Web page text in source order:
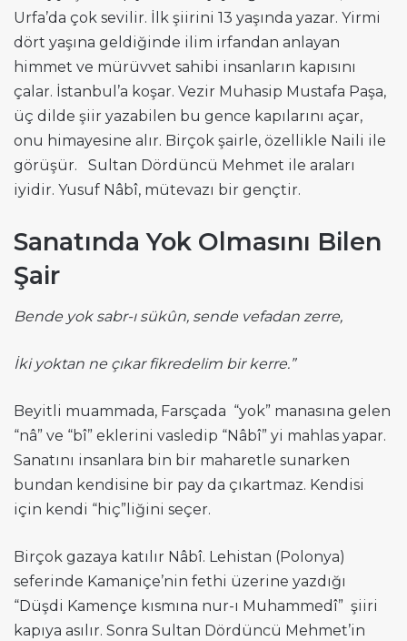
Urfa’da çok sevilir. İlk şiirini 13 yaşında yazar. Yirmi
dört yaşına geldiğinde ilim irfandan anlayan
himmet ve mürüvvet sahibi insanların kapısını
çalar. İstanbul’a koşar. Vezir Muhasip Mustafa Paşa,
üç dilde şiir yazabilen bu gence kapılarını açar,
onu himayesine alır. Birçok şairle, özellikle Naili ile
görüşür. Sultan Dördüncü Mehmet ile araları
iyidir. Yusuf Nâbî, mütevazı bir gençtir.
Sanatında Yok Olmasını Bilen
Şair
Bende yok sabr-ı sükûn, sende vefadan zerre,
İki yoktan ne çıkar fikredelim bir kerre.”
Beyitli muammada, Farsçada “yok” manasına gelen
“nâ” ve “bî” eklerini vasledip “Nâbî” yi mahlas yapar.
Sanatını insanlara bin bir maharetle sunarken
bundan kendisine bir pay da çıkartmaz. Kendisi
için kendi “hiç”liğini seçer.
Birçok gazaya katılır Nâbî. Lehistan (Polonya)
seferinde Kamaniçe’nin fethi üzerine yazdığı
“Düşdi Kamençe kısmına nur-ı Muhammedî” şiiri
kapıya asılır. Sonra Sultan Dördüncü Mehmet’in